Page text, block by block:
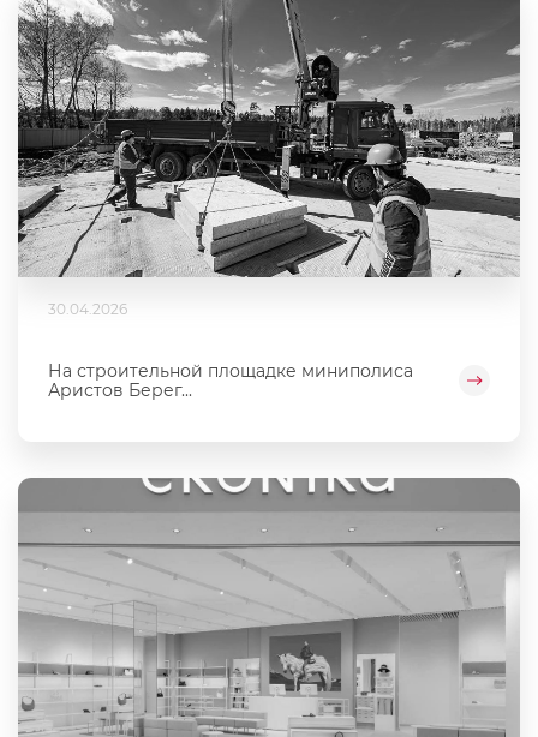
30.04.2026
На строительной площадке миниполиса
Аристов Берег...